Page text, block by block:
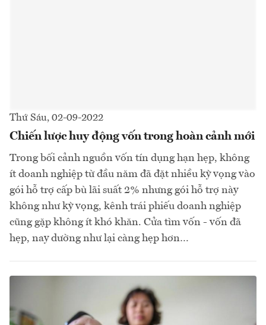
Thứ Sáu, 02-09-2022
Chiến lược huy động vốn trong hoàn cảnh mới
Trong bối cảnh nguồn vốn tín dụng hạn hẹp, không
ít doanh nghiệp từ đầu năm đã đặt nhiều kỳ vọng vào
gói hỗ trợ cấp bù lãi suất 2% nhưng gói hỗ trợ này
không như kỳ vọng, kênh trái phiếu doanh nghiệp
cũng gặp không ít khó khăn. Cửa tìm vốn - vốn đã
hẹp, nay dường như lại càng hẹp hơn…